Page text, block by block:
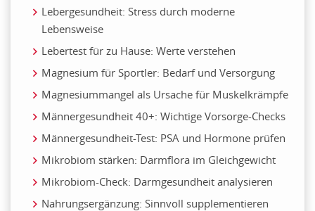
Lebergesundheit: Stress durch moderne
Lebensweise
Lebertest für zu Hause: Werte verstehen
Magnesium für Sportler: Bedarf und Versorgung
Magnesiummangel als Ursache für Muskelkrämpfe
Männergesundheit 40+: Wichtige Vorsorge-Checks
Männergesundheit-Test: PSA und Hormone prüfen
Mikrobiom stärken: Darmflora im Gleichgewicht
Mikrobiom-Check: Darmgesundheit analysieren
Nahrungsergänzung: Sinnvoll supplementieren